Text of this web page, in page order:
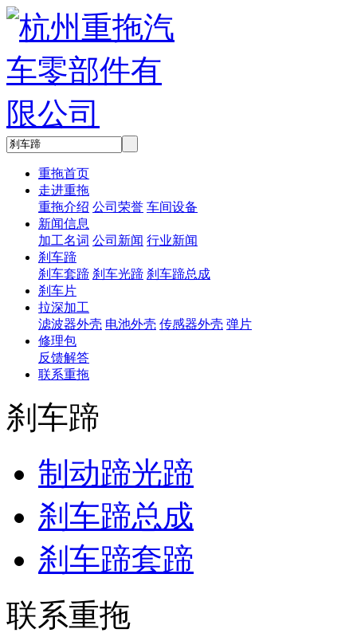
重拖首页
走进重拖
重拖介绍 公司荣誉 车间设备
新闻信息
加工名词 公司新闻 行业新闻
刹车蹄
刹车套蹄 刹车光蹄 刹车蹄总成
刹车片
拉深加工
滤波器外壳 电池外壳 传感器外壳 弹片
修理包
反馈解答
联系重拖
刹车蹄
制动蹄光蹄
刹车蹄总成
刹车蹄套蹄
联系重拖